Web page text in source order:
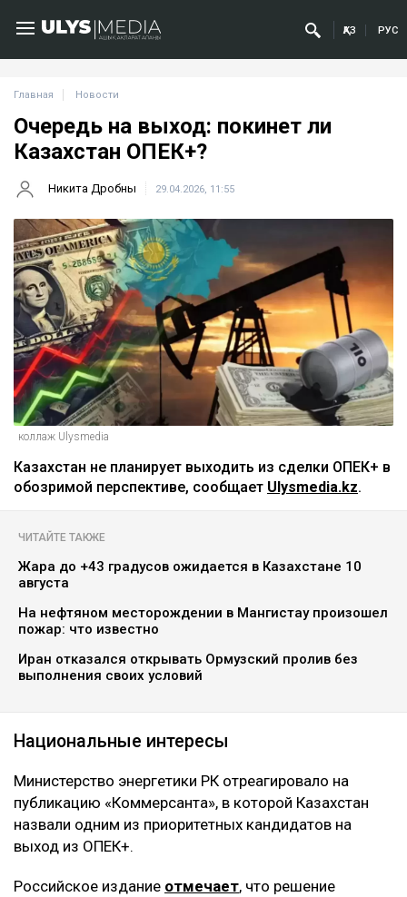
ҚАЗ РУС
Главная Новости
Очередь на выход: покинет ли
Казахстан ОПЕК+?
Никита Дробны 29.04.2026, 11:55
коллаж Ulysmedia
Казахстан не планирует выходить из сделки ОПЕК+ в
обозримой перспективе, сообщает Ulysmedia.kz.
ЧИТАЙТЕ ТАКЖЕ
Жара до +43 градусов ожидается в Казахстане 10
августа
На нефтяном месторождении в Мангистау произошел
пожар: что известно
Иран отказался открывать Ормузский пролив без
выполнения своих условий
Национальные интересы
Министерство энергетики РК отреагировало на
публикацию «Коммерсанта», в которой Казахстан
назвали одним из приоритетных кандидатов на
выход из ОПЕК+.
Российское издание отмечает, что решение